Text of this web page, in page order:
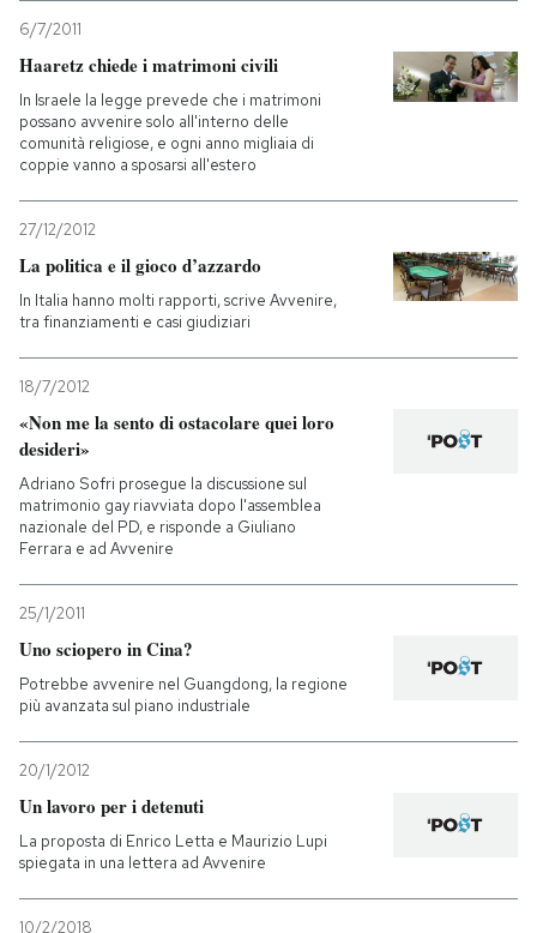
6/7/2011
Haaretz chiede i matrimoni civili
In Israele la legge prevede che i matrimoni
possano avvenire solo all'interno delle
comunità religiose, e ogni anno migliaia di
coppie vanno a sposarsi all'estero
27/12/2012
La politica e il gioco d’azzardo
In Italia hanno molti rapporti, scrive Avvenire,
tra finanziamenti e casi giudiziari
18/7/2012
«Non me la sento di ostacolare quei loro
desideri»
Adriano Sofri prosegue la discussione sul
matrimonio gay riavviata dopo l'assemblea
nazionale del PD, e risponde a Giuliano
Ferrara e ad Avvenire
25/1/2011
Uno sciopero in Cina?
Potrebbe avvenire nel Guangdong, la regione
più avanzata sul piano industriale
20/1/2012
Un lavoro per i detenuti
La proposta di Enrico Letta e Maurizio Lupi
spiegata in una lettera ad Avvenire
10/2/2018